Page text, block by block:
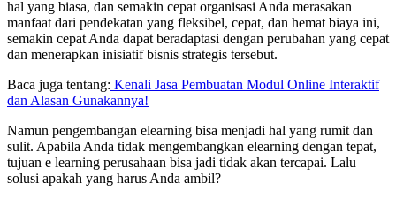
hal yang biasa, dan semakin cepat organisasi Anda merasakan
manfaat dari pendekatan yang fleksibel, cepat, dan hemat biaya ini,
semakin cepat Anda dapat beradaptasi dengan perubahan yang cepat
dan menerapkan inisiatif bisnis strategis tersebut.
Baca juga tentang: Kenali Jasa Pembuatan Modul Online Interaktif
dan Alasan Gunakannya!
Namun pengembangan elearning bisa menjadi hal yang rumit dan
sulit. Apabila Anda tidak mengembangkan elearning dengan tepat,
tujuan e learning perusahaan bisa jadi tidak akan tercapai. Lalu
solusi apakah yang harus Anda ambil?